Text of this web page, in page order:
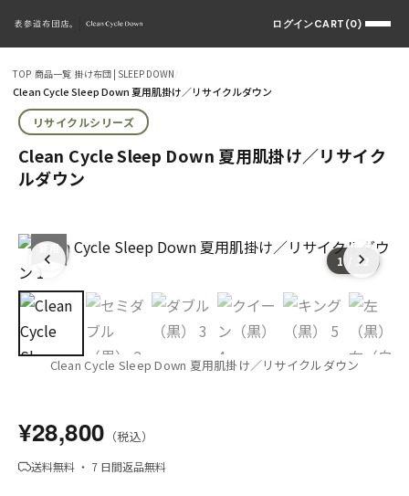
ログインCART(0)
TOP 商品一覧 掛け布団 | SLEEP DOWN
Clean Cycle Sleep Down 夏用肌掛け／リサイクルダウン
リサイクルシリーズ
Clean Cycle Sleep Down 夏用肌掛け／リサイク
ルダウン
CCD
夏用
1 / 12
Clean Cycle Sleep Down 夏用肌掛け／リサイクルダウン
¥28,800 （税込）
送料無料 ・ 7 日間返品無料